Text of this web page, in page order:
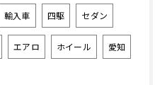
輸入車 四駆 セダン
エアロ ホイール 愛知